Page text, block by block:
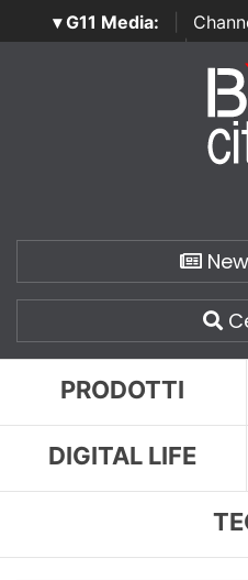
▾ G11 Media:
SecurityOpenLab |
PRODOTTI
DIGITAL LIFE